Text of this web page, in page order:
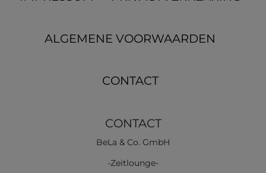
ALGEMENE VOORWAARDEN
CONTACT
CONTACT
BeLa & Co. GmbH
-Zeitlounge-